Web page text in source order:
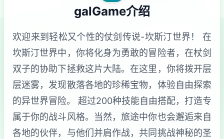
galGame介绍
欢迎来到轻松又个性的仗剑传说-坎斯汀世界！ 在
坎斯汀世界中，你将化身为勇敢的冒险者，在杖剑
双子的协助下拯救这片大陆。在这里，你将拨开层
层迷雾，发现散落各地的珍稀宝物，体验自由探索
的异世界冒险。 超过200种技能自由搭配，打造专
属于你的战斗风格。当然，旅途中你也会邂逅来自
各地的伙伴，与他们并肩作战，共同挑战神秘的圣